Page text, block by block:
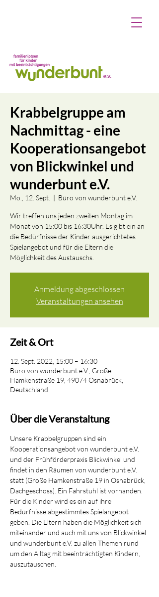
Krabbelgruppe am
Nachmittag - eine
Kooperationsangebot
von Blickwinkel und
wunderbunt e.V.
Mo., 12. Sept.
  |
Büro von wunderbunt e.V.
Wir treffen uns jeden zweiten Montag im
Monat von 15:00 bis 16:30Uhr. Es gibt ein an
die Bedürfnisse der Kinder ausgerichtetes
Spielangebot und für die Eltern die
Möglichkeit des Austauschs.
Anmeldung abgeschlossen
Veranstaltungen ansehen
Zeit & Ort
12. Sept. 2022, 15:00 – 16:30
Büro von wunderbunt e.V., Große
Hamkenstraße 19, 49074 Osnabrück,
Deutschland
Über die Veranstaltung
Unsere Krabbelgruppen sind ein
Kooperationsangebot von wunderbunt e.V.
und der Frühförderpraxis Blickwinkel und
findet in den Räumen von wunderbunt e.V.
statt (Große Hamkenstraße 19 in Osnabrück,
Dachgeschoss). Ein Fahrstuhl ist vorhanden.
Für die Kinder wird es ein auf ihre
Bedürfnisse abgestimmtes Spielangebot
geben. Die Eltern haben die Möglichkeit sich
miteinander und auch mit uns von Blickwinkel
und wunderbunt e.V. zu allen Themen rund
um den Alltag mit beeinträchtigten Kindern,
auszutauschen.